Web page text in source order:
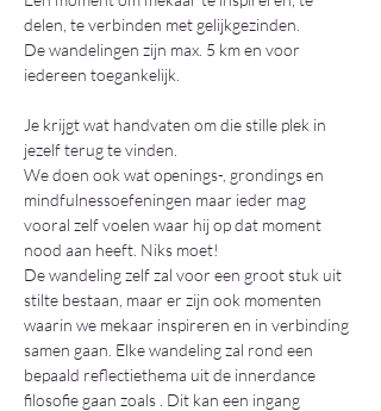
delen, te verbinden met gelijkgezinden.
De wandelingen zijn max. 5 km en voor
iedereen toegankelijk.
Je krijgt wat handvaten om die stille plek in
jezelf terug te vinden.
We doen ook wat openings-, grondings en
mindfulnessoefeningen maar ieder mag
vooral zelf voelen waar hij op dat moment
nood aan heeft. Niks moet!
De wandeling zelf zal voor een groot stuk uit
stilte bestaan, maar er zijn ook momenten
waarin we mekaar inspireren en in verbinding
samen gaan. Elke wandeling zal rond een
bepaald reflectiethema uit de innerdance
filosofie gaan zoals . Dit kan een ingang